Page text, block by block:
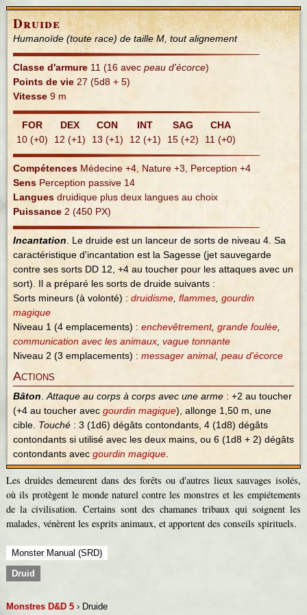
Druide
Humanoïde (toute race) de taille M, tout alignement
Classe d'armure 11 (16 avec peau d'écorce)
Points de vie 27 (5d8 + 5)
Vitesse 9 m
FOR
10 (+0)
DEX
12 (+1)
CON
13 (+1)
INT
12 (+1)
SAG
15 (+2)
CHA
11 (+0)
Compétences Médecine +4, Nature +3, Perception +4
Sens Perception passive 14
Langues druidique plus deux langues au choix
Puissance 2 (450 PX)
Incantation . Le druide est un lanceur de sorts de niveau 4. Sa
caractéristique d'incantation est la Sagesse (jet sauvegarde
contre ses sorts DD 12, +4 au toucher pour les attaques avec un
sort). Il a préparé les sorts de druide suivants :
Sorts mineurs (à volonté) : druidisme flammes gourdin
magique
Niveau 1 (4 emplacements) : enchevêtrement, grande foulée
communication avec les animaux vague tonnante
Niveau 2 (3 emplacements) : messager animal, peau d'écorce
Actions
Bâton Attaque au corps à corps avec une arme : +2 au toucher
(+4 au toucher avec gourdin magique), allonge 1,50 m, une
cible. Touché : 3 (1d6) dégâts contondants, 4 (1d8) dégâts
contondants si utilisé avec les deux mains, ou 6 (1d8 + 2) dégâts
contondants avec gourdin magique
Les druides demeurent dans des forêts ou d'autres lieux sauvages isolés,
où ils protègent le monde naturel contre les monstres et les empiétements
de la civilisation. Certains sont des chamanes tribaux qui soignent les
malades, vénèrent les esprits animaux, et apportent des conseils spirituels.
Monster Manual (SRD)
Druid
Monstres D&D 5 › Druide